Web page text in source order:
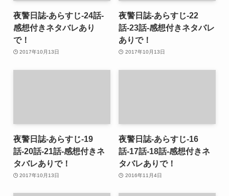
夜警日誌-あらすじ-24話-
感想付きネタバレあり
で！
2017年10月13日
夜警日誌-あらすじ-22
話-23話-感想付きネタバレ
ありで！
2017年10月13日
夜警日誌-あらすじ-19
話-20話-21話-感想付きネ
タバレありで！
2017年10月13日
夜警日誌-あらすじ-16
話-17話-18話-感想付きネ
タバレありで！
2016年11月4日